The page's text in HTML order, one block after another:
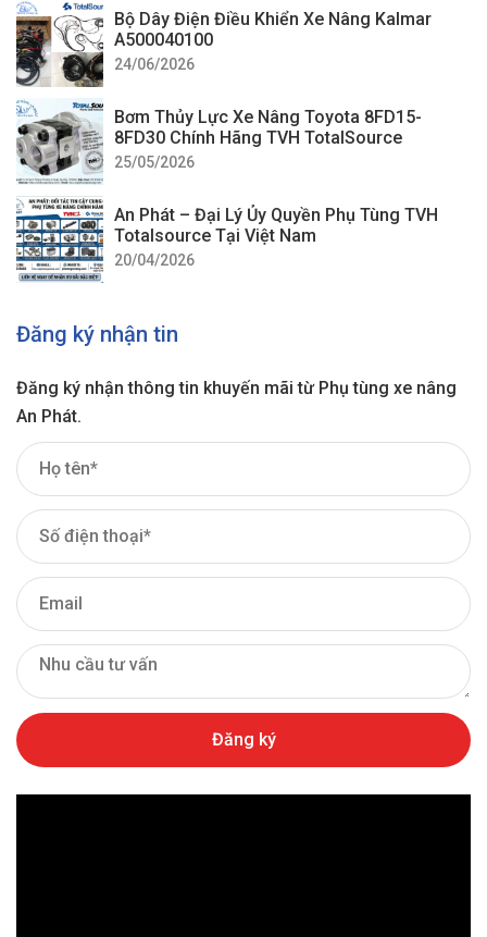
Bộ Dây Điện Điều Khiển Xe Nâng Kalmar
A500040100
24/06/2026
Bơm Thủy Lực Xe Nâng Toyota 8FD15-
8FD30 Chính Hãng TVH TotalSource
25/05/2026
An Phát – Đại Lý Ủy Quyền Phụ Tùng TVH
Totalsource Tại Việt Nam
20/04/2026
Đăng ký nhận tin
Đăng ký nhận thông tin khuyến mãi từ Phụ tùng xe nâng
An Phát.